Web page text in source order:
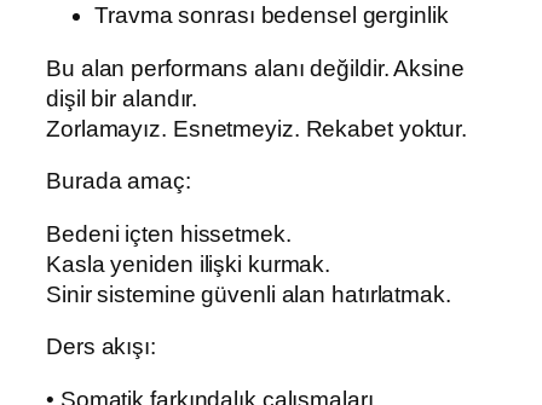
Travma sonrası bedensel gerginlik
Bu alan performans alanı değildir. Aksine
dişil bir alandır.
Zorlamayız. Esnetmeyiz. Rekabet yoktur.
Burada amaç:
Bedeni içten hissetmek.
Kasla yeniden ilişki kurmak.
Sinir sistemine güvenli alan hatırlatmak.
Ders akışı:
• Somatik farkındalık çalışmaları